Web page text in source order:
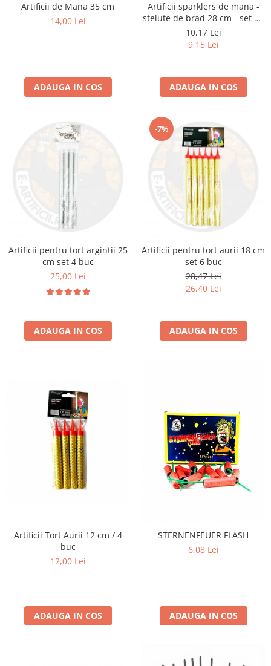
Artificii de Mana 35 cm
14,00 Lei
ADAUGA IN COS
Artificii sparklers de mana -
stelute de brad 28 cm - set 10
buc
10,17 Lei
9,15 Lei
ADAUGA IN COS
Artificii pentru tort argintii 25
cm set 4 buc
25,00 Lei
ADAUGA IN COS
-7%
Artificii pentru tort aurii 18 cm
set 6 buc
28,47 Lei
26,40 Lei
ADAUGA IN COS
Artificii Tort Aurii 12 cm / 4
buc
12,00 Lei
ADAUGA IN COS
STERNENFEUER FLASH
6,08 Lei
ADAUGA IN COS